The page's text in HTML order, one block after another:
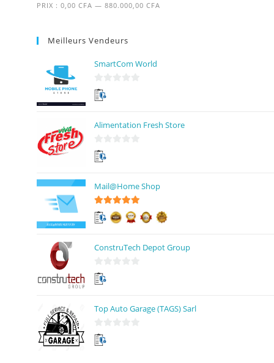
PRIX : 0,00 CFA — 880.000,00 CFA
Meilleurs Vendeurs
SmartCom World
0
s
r
Alimentation Fresh Store
0
s
r
5
Mail@Home Shop
5sur 5
ConstruTech Depot Group
0
s
r
Top Auto Garage (TAGS) Sarl
0
s